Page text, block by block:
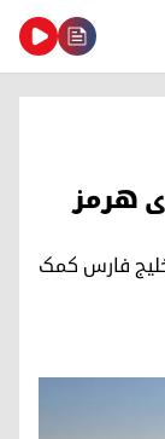
هرمز
فارس کمک